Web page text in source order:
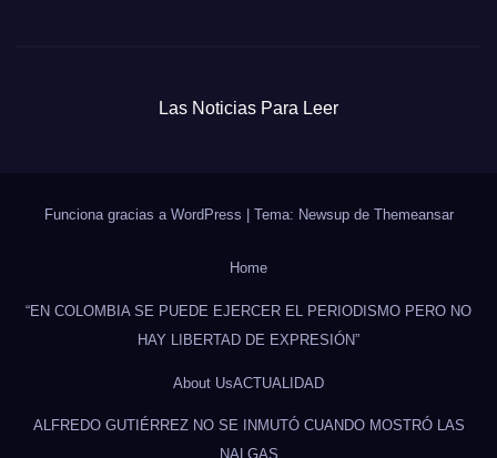
Las Noticias Para Leer
Funciona gracias a WordPress | Tema: Newsup de Themeansar
Home
“EN COLOMBIA SE PUEDE EJERCER EL PERIODISMO PERO NO
HAY LIBERTAD DE EXPRESIÓN”
About UsACTUALIDAD
ALFREDO GUTIÉRREZ NO SE INMUTÓ CUANDO MOSTRÓ LAS
NALGAS